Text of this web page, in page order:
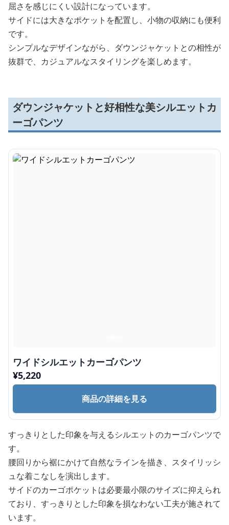
屈さを感じにくい設計になっています。
サイドには大きなポケットを配置し、小物の収納にも便利
です。
シンプルなデザインながら、ダウンジャケットとの相性が
抜群で、カジュアルなスタイリングを楽しめます。
ダウンジャケットと好相性な美シルエットカ
ーゴパンツ
ワイドシルエットカーゴパンツ
¥5,220
商品の詳細を見る
すっきりとした印象を与えるシルエットのカーゴパンツで
す。
腰回りから裾にかけて自然なラインを描き、スタイリッシ
ュな着こなしを演出します。
サイドのカーゴポケットは必要最小限のサイズに抑えられ
ており、すっきりとした印象を損なわない工夫が施されて
います。